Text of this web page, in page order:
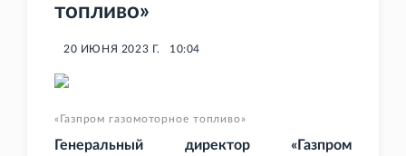
топливо»
20 ИЮНЯ 2023 Г. 10:04
«Газпром газомоторное топливо»
Генеральный директор «Газпром